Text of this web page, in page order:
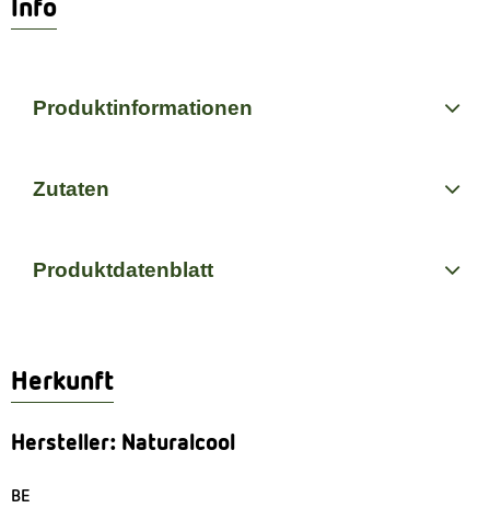
Info
Produktinformationen
Zutaten
Produktdatenblatt
Herkunft
Hersteller: Naturalcool
BE